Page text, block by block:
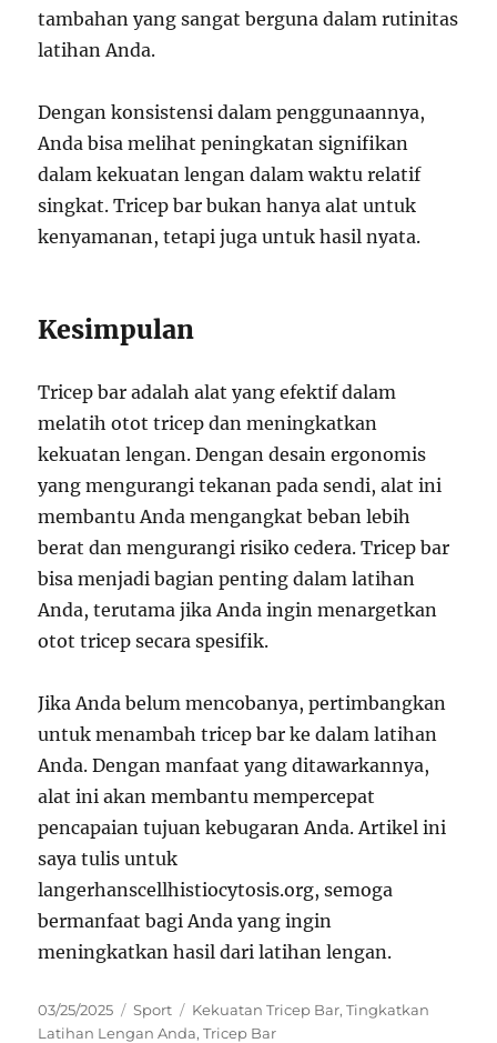
tambahan yang sangat berguna dalam rutinitas
latihan Anda.
Dengan konsistensi dalam penggunaannya,
Anda bisa melihat peningkatan signifikan
dalam kekuatan lengan dalam waktu relatif
singkat. Tricep bar bukan hanya alat untuk
kenyamanan, tetapi juga untuk hasil nyata.
Kesimpulan
Tricep bar adalah alat yang efektif dalam
melatih otot tricep dan meningkatkan
kekuatan lengan. Dengan desain ergonomis
yang mengurangi tekanan pada sendi, alat ini
membantu Anda mengangkat beban lebih
berat dan mengurangi risiko cedera. Tricep bar
bisa menjadi bagian penting dalam latihan
Anda, terutama jika Anda ingin menargetkan
otot tricep secara spesifik.
Jika Anda belum mencobanya, pertimbangkan
untuk menambah tricep bar ke dalam latihan
Anda. Dengan manfaat yang ditawarkannya,
alat ini akan membantu mempercepat
pencapaian tujuan kebugaran Anda. Artikel ini
saya tulis untuk
langerhanscellhistiocytosis.org, semoga
bermanfaat bagi Anda yang ingin
meningkatkan hasil dari latihan lengan.
Posted
on
03/25/2025 Categories
Sport Tags
Kekuatan Tricep Bar,Tingkatkan
Latihan Lengan Anda,Tricep Bar